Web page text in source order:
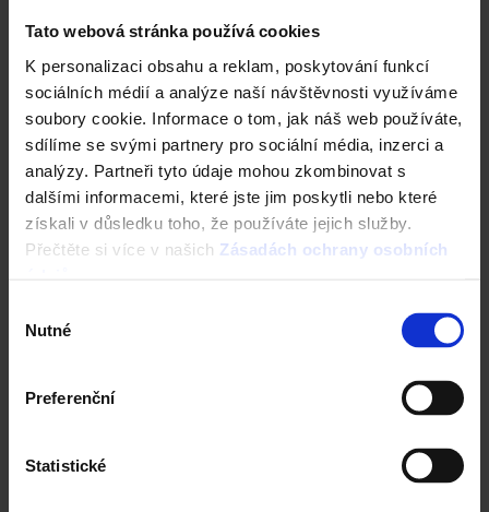
Tato webová stránka používá cookies
K personalizaci obsahu a reklam, poskytování funkcí
sociálních médií a analýze naší návštěvnosti využíváme
soubory cookie. Informace o tom, jak náš web používáte,
sdílíme se svými partnery pro sociální média, inzerci a
analýzy. Partneři tyto údaje mohou zkombinovat s
dalšími informacemi, které jste jim poskytli nebo které
získali v důsledku toho, že používáte jejich služby.
Přečtěte si více v našich Zásadách ochrany osobních
souhlasu
Nutné
Preferenční
Statistické
Kalkulace střešní krytiny
Technická podpora
Střechy ve vašem okolí
Vizualizace střechy
Registrace záruky All Inclusive